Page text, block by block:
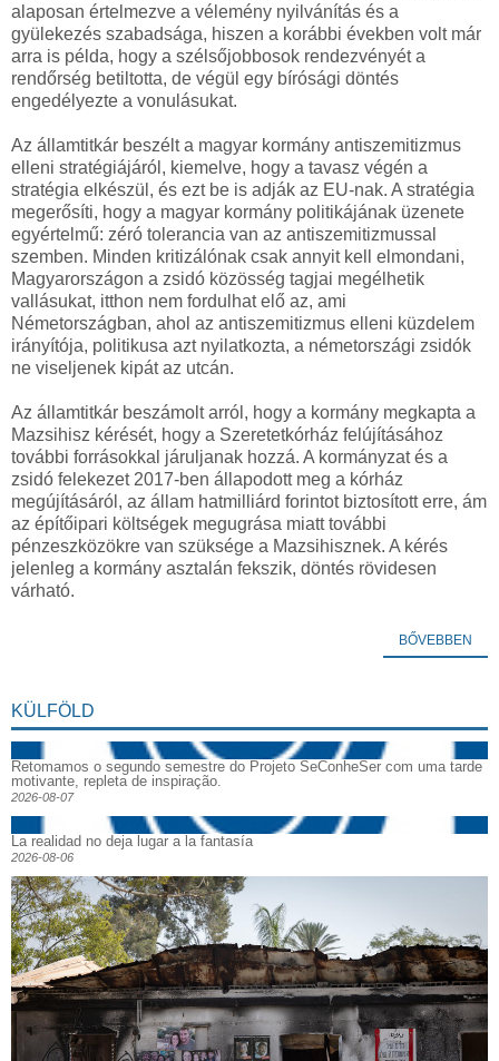
alaposan értelmezve a vélemény nyilvánítás és a
gyülekezés szabadsága, hiszen a korábbi években volt már
arra is példa, hogy a szélsőjobbosok rendezvényét a
rendőrség betiltotta, de végül egy bírósági döntés
engedélyezte a vonulásukat.
Az államtitkár beszélt a magyar kormány antiszemitizmus
elleni stratégiájáról, kiemelve, hogy a tavasz végén a
stratégia elkészül, és ezt be is adják az EU-nak. A stratégia
megerősíti, hogy a magyar kormány politikájának üzenete
egyértelmű: zéró tolerancia van az antiszemitizmussal
szemben. Minden kritizálónak csak annyit kell elmondani,
Magyarországon a zsidó közösség tagjai megélhetik
vallásukat, itthon nem fordulhat elő az, ami
Németországban, ahol az antiszemitizmus elleni küzdelem
irányítója, politikusa azt nyilatkozta, a németországi zsidók
ne viseljenek kipát az utcán.
Az államtitkár beszámolt arról, hogy a kormány megkapta a
Mazsihisz kérését, hogy a Szeretetkórház felújításához
további forrásokkal járuljanak hozzá. A kormányzat és a
zsidó felekezet 2017-ben állapodott meg a kórház
megújításáról, az állam hatmilliárd forintot biztosított erre, ám
az építőipari költségek megugrása miatt további
pénzeszközökre van szüksége a Mazsihisznek. A kérés
jelenleg a kormány asztalán fekszik, döntés rövidesen
várható.
BŐVEBBEN
KÜLFÖLD
Retomamos o segundo semestre do Projeto SeConheSer com uma tarde
motivante, repleta de inspiração.
2026-08-07
La realidad no deja lugar a la fantasía
2026-08-06